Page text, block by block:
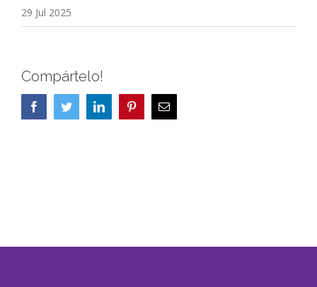
29 Jul 2025
Compártelo!
FacebookTwitterLinkedIn PinterestCorreo
electrónico